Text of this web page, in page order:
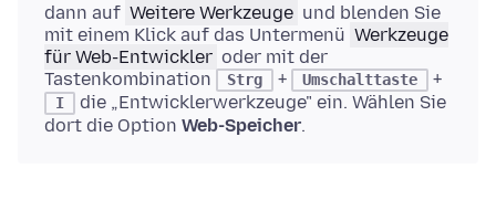
dann auf Weitere Werkzeuge und blenden Sie
mit einem Klick auf das Untermenü Werkzeuge
für Web-Entwickler oder mit der
Tastenkombination
Strg + Umschalttaste +
I
die „Entwicklerwerkzeuge" ein. Wählen Sie
dort die Option Web-Speicher.